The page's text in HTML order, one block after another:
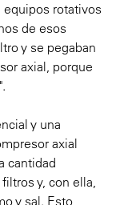
equipos rotativos
de esos
y se pegaban
axial, porque
y una
axial
cantidad
y, con ella,
y sal. Esto